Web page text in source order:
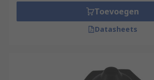
Toevoegen
Datasheets